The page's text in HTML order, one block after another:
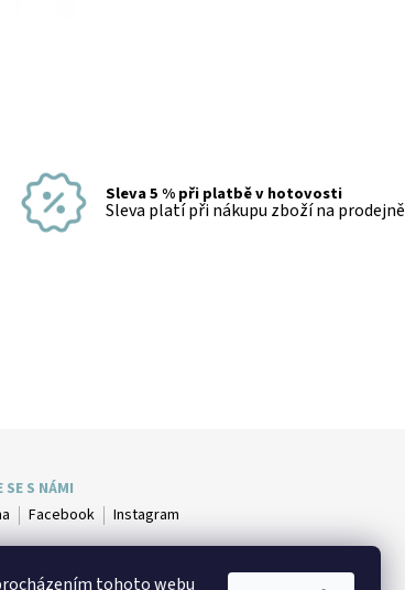
Sleva 5 % při platbě v hotovosti
Sleva platí při nákupu zboží na prodejně
SE S NÁMI
Facebook Instagram
tohoto webu